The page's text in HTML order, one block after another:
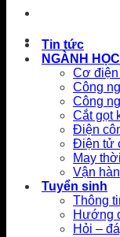
Tin tức
NGÀNH HỌC
Cơ
Công
Công
Cắt gọt
Điện
Điện tử
May
Vận
Tuyển sinh
Thông
Hướng
Hỏi –